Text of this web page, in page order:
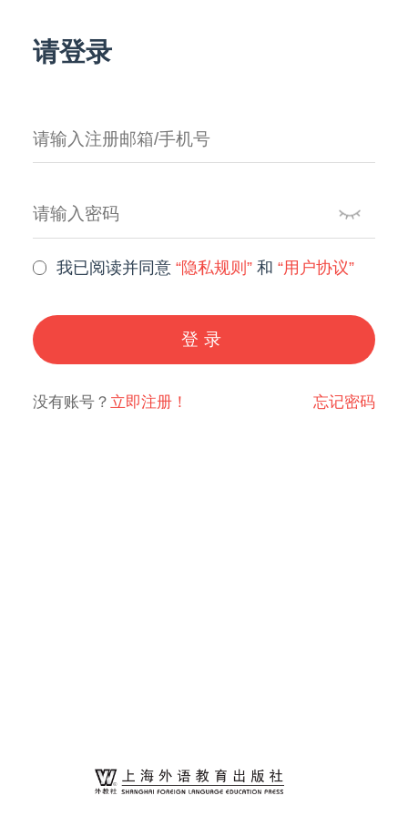
请登录
我已阅读并同意“隐私规则” 和“用户协议”
登录
没有账号？ 立即注册！ 忘记密码